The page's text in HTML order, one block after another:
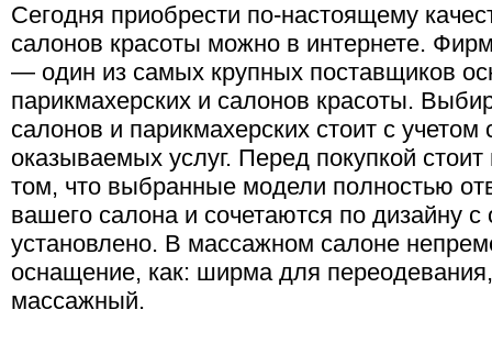
Сегодня приобрести по-настоящему
салонов красоты можно в интернете.
— один из самых крупных поставщиков
парикмахерских и салонов красоты.
салонов и парикмахерских стоит с учетом
оказываемых услуг. Перед покупкой
том, что выбранные модели полностью
вашего салона и сочетаются по дизайну
установлено. В массажном салоне
оснащение, как: ширма для
массажный.